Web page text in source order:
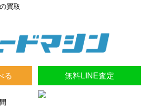
る 無料LINE査定
買取